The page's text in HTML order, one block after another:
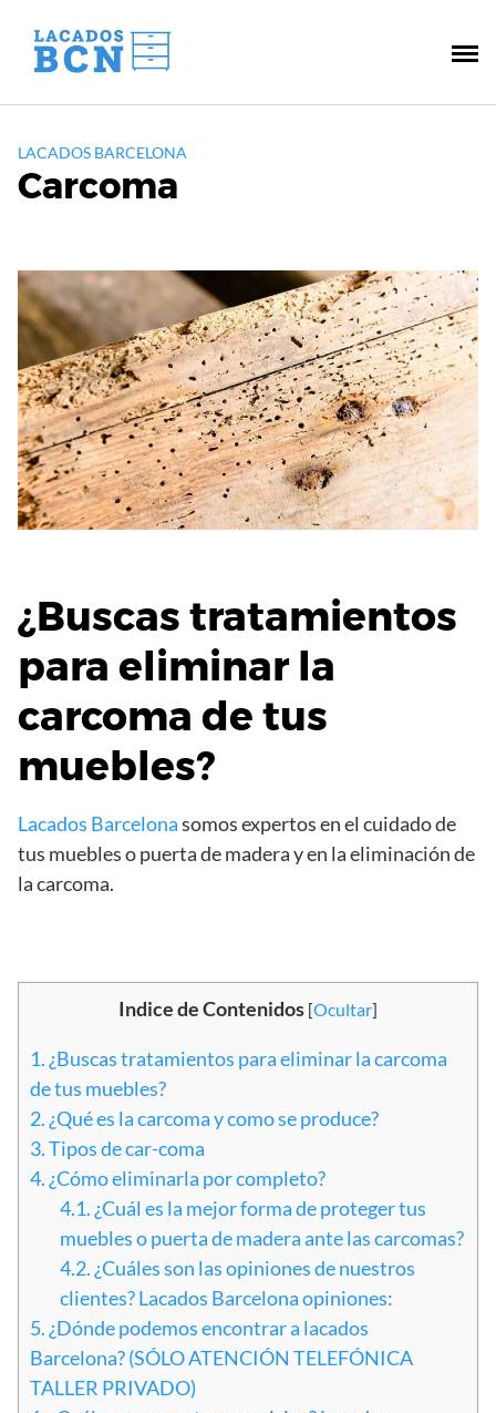
contenido
LACADOS BARCELONA
Carcoma
¿Buscas tratamientos
para eliminar la
carcoma de tus
muebles?
Lacados Barcelonasomos expertos en el cuidado de
tus muebles o puerta de madera y en la eliminación de
la carcoma.
Indice de Contenidos [Ocultar]
1. ¿Buscas tratamientos para eliminar la carcoma
de tus muebles?
2. ¿Qué es la carcoma y como se produce?
3.Tipos de car-coma
4. ¿Cómo eliminarla por completo?
4.1. ¿Cuál es la mejor forma de proteger tus
muebles o puerta de madera ante las carcomas?
4.2. ¿Cuáles son las opiniones de nuestros
clientes? Lacados Barcelona opiniones:
5. ¿Dónde podemos encontrar a lacados
Barcelona? (SÓLO ATENCIÓN TELEFÓNICA
TALLER PRIVADO)